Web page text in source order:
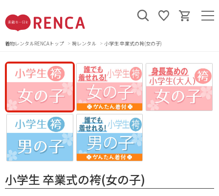
着物レンタルRENCAトップ 袴レンタル 小学生 卒業式の袴(女の子)
小学生 卒業式の袴(女の子)